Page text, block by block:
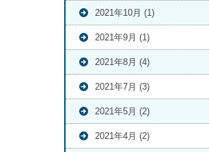
2021年10月 (1)
2021年9月 (1)
2021年8月 (4)
2021年7月 (3)
2021年5月 (2)
2021年4月 (2)